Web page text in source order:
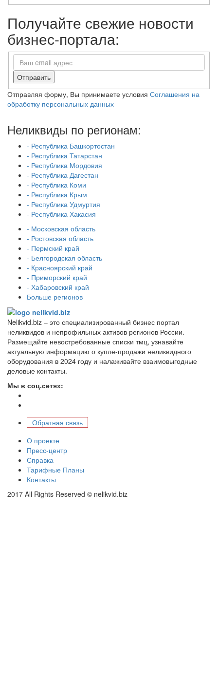
Получайте свежие новости
бизнес-портала:
Отправить
Отправляя форму, Вы принимаете условия Соглашения на
обработку персональных данных
Неликвиды по регионам:
- Республика Башкортостан
- Республика Татарстан
- Республика Мордовия
- Республика Дагестан
- Республика Коми
- Республика Крым
- Республика Удмуртия
- Республика Хакасия
- Московская область
- Ростовская область
- Пермский край
- Белгородская область
- Красноярский край
- Приморский край
- Хабаровский край
Больше регионов
Nelikvid.biz – это специализированный бизнес портал
неликвидов и непрофильных активов регионов России.
Размещайте невостребованные списки тмц, узнавайте
актуальную информацию о купле-продажи неликвидного
оборудования в 2024 году и налаживайте взаимовыгодные
деловые контакты.
Мы в соц.сетях:
Обратная связь
О проекте
Пресс-центр
Справка
Тарифные Планы
Контакты
2017 All Rights Reserved © nelikvid.biz